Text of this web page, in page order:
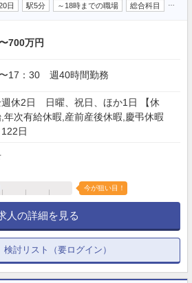
日 駅5分 ～18時までの職場 総合科目
700万円
17：30 週40時間勤務
週休2日 日曜、祝日、ほか1日 【休
年次有給休暇,産前産後休暇,慶弔休暇
122日
今が狙い目！
人の詳細を見る
検討リスト（要ログイン）